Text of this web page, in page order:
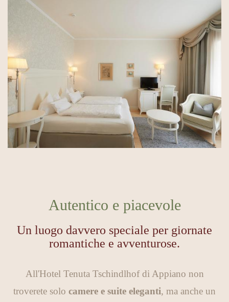
Autentico e piacevole
Un luogo davvero speciale per giornate
romantiche e avventurose.
All'Hotel Tenuta Tschindlhof di Appiano non
troverete solo camere e suite eleganti, ma anche un